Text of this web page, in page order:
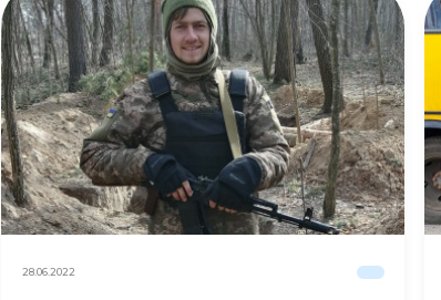
28.06.2022